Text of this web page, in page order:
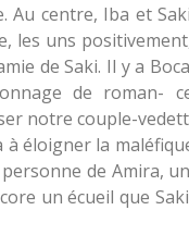
Au centre, Iba et
les uns
de Saki. Il y a
de
notre couple-
éloigner la
de Amira,
un écueil que